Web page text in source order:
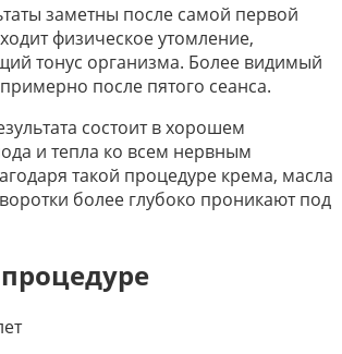
заметны после самой первой
физическое утомление,
тонус организма. Более видимый
после пятого сеанса.
состоит в хорошем
и тепла ко всем нервным
такой процедуре крема, масла
более глубоко проникают под